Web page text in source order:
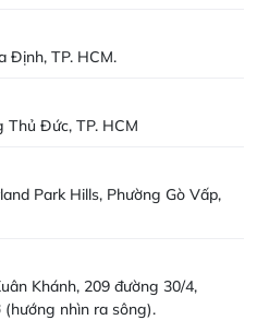
Định, TP. HCM.
Thủ Đức, TP. HCM
Park Hills, Phường Gò Vấp,
Khánh, 209 đường 30/4,
(hướng nhìn ra sông).